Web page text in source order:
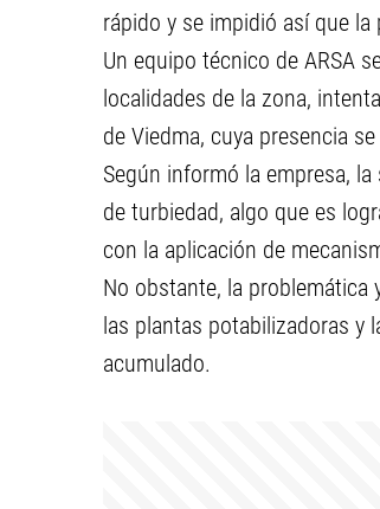
rápido y se impidió así que
Un equipo técnico de ARSA
localidades de la zona,
de Viedma, cuya presencia
Según informó la empresa,
de turbiedad, algo que es
con la aplicación de
No obstante, la problemática
las plantas potabilizadoras y
acumulado.